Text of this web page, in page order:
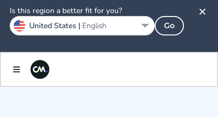
Is this region a better fit for you?
United States | English Go